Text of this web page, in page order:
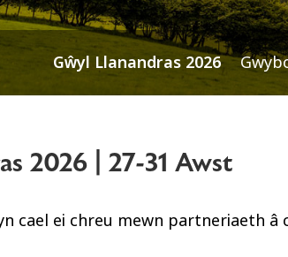
Gŵyl Llanandras 2026
2026 | 27-31 Awst
cael ei chreu mewn partneriaeth